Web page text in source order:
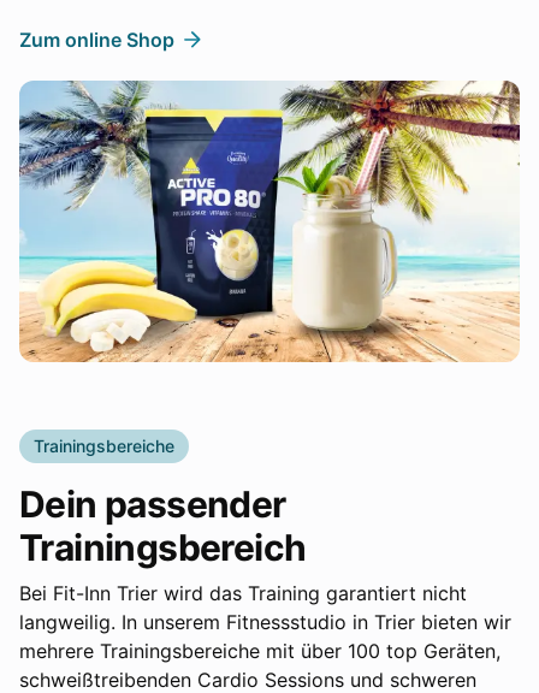
Zum online Shop
Trainingsbereiche
Dein passender
Trainingsbereich
Bei Fit-Inn Trier wird das Training garantiert nicht
langweilig. In unserem Fitnessstudio in Trier bieten wir
mehrere Trainingsbereiche mit über 100 top Geräten,
schweißtreibenden Cardio Sessions und schweren